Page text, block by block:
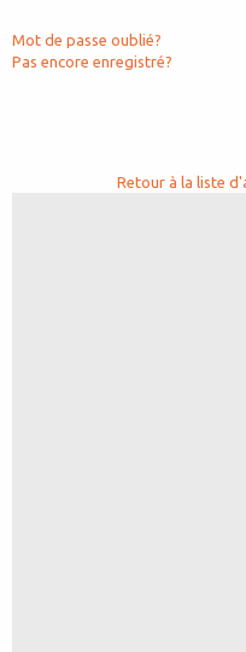
Mot de passe oublié?
Pas encore enregistré?
Retour à la liste